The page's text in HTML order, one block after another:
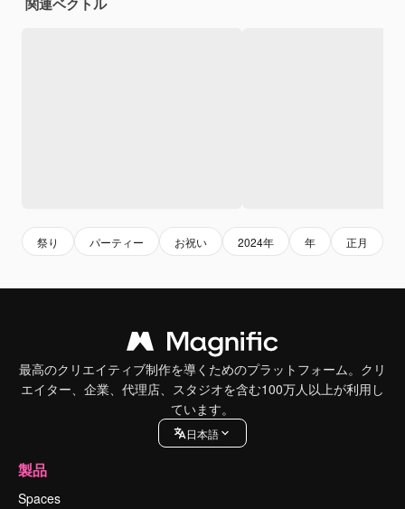
祭り パーティー お祝い 2024年 年 正月
最高のクリエイティブ制作を導くためのプラットフォーム。クリ
エイター、企業、代理店、スタジオを含む100万人以上が利用し
ています。
日本語
製品
Spaces